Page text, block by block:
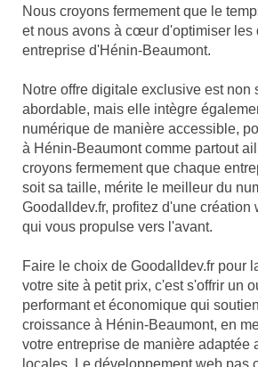
Nous croyons fermement que le
et nous avons à cœur d'optimiser les
entreprise d'Hénin-Beaumont.
Notre offre digitale exclusive est non
abordable, mais elle intègre
numérique de manière accessible,
à Hénin-Beaumont comme partout
croyons fermement que chaque
soit sa taille, mérite le meilleur du
Goodalldev.fr, profitez d'une création
qui vous propulse vers l'avant.
Faire le choix de Goodalldev.fr pour
votre site à petit prix, c'est s'offrir un
performant et économique qui
croissance à Hénin-Beaumont, en
votre entreprise de manière adaptée